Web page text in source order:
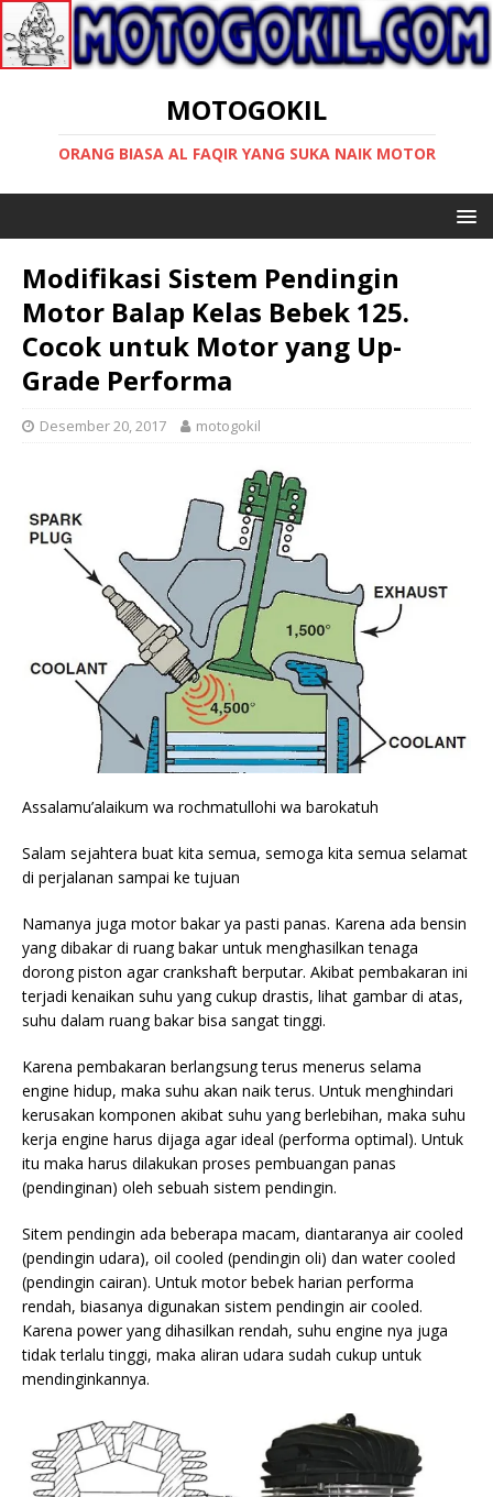
MOTOGOKIL
ORANG BIASA AL FAQIR YANG SUKA NAIK MOTOR
Modifikasi Sistem Pendingin
Motor Balap Kelas Bebek 125.
Cocok untuk Motor yang Up-
Grade Performa
Desember 20, 2017 motogokil
Assalamu’alaikum wa rochmatullohi wa barokatuh
Salam sejahtera buat kita semua, semoga kita semua selamat
di perjalanan sampai ke tujuan
Namanya juga motor bakar ya pasti panas. Karena ada bensin
yang dibakar di ruang bakar untuk menghasilkan tenaga
dorong piston agar crankshaft berputar. Akibat pembakaran ini
terjadi kenaikan suhu yang cukup drastis, lihat gambar di atas,
suhu dalam ruang bakar bisa sangat tinggi.
Karena pembakaran berlangsung terus menerus selama
engine hidup, maka suhu akan naik terus. Untuk menghindari
kerusakan komponen akibat suhu yang berlebihan, maka suhu
kerja engine harus dijaga agar ideal (performa optimal). Untuk
itu maka harus dilakukan proses pembuangan panas
(pendinginan) oleh sebuah sistem pendingin.
Sitem pendingin ada beberapa macam, diantaranya air cooled
(pendingin udara), oil cooled (pendingin oli) dan water cooled
(pendingin cairan). Untuk motor bebek harian performa
rendah, biasanya digunakan sistem pendingin air cooled.
Karena power yang dihasilkan rendah, suhu engine nya juga
tidak terlalu tinggi, maka aliran udara sudah cukup untuk
mendinginkannya.